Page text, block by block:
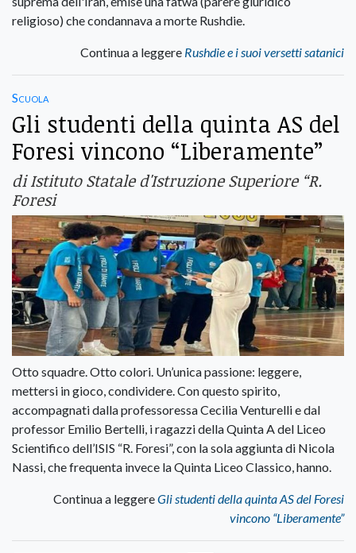
religioso) che condannava a morte Rushdie.
Continua a leggere Rushdie e i suoi versetti satanici
Scuola
Gli studenti della quinta AS del
Foresi vincono “Liberamente”
di Istituto Statale d'Istruzione Superiore “R.
Foresi
Otto squadre. Otto colori. Un’unica passione: leggere,
mettersi in gioco, condividere. Con questo spirito,
accompagnati dalla professoressa Cecilia Venturelli e dal
professor Emilio Bertelli, i ragazzi della Quinta A del Liceo
Scientifico dell’ISIS “R. Foresi”, con la sola aggiunta di Nicola
Nassi, che frequenta invece la Quinta Liceo Classico, hanno.
Continua a leggereGli studenti della quinta AS del Foresi
vincono “Liberamente”